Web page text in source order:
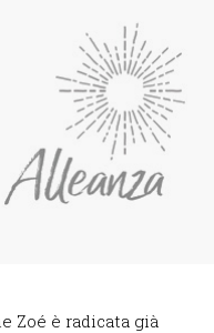
Zoé è radicata già